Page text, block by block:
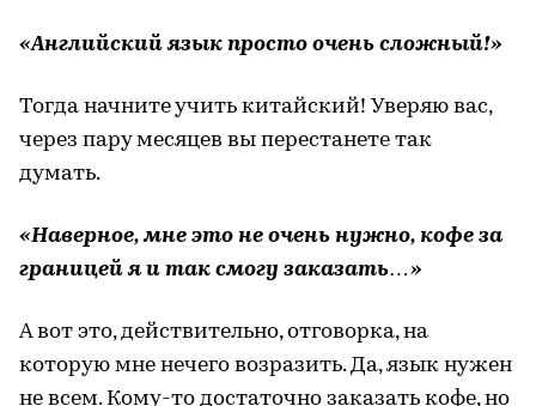
«Английский язык просто очень сложный!»
Тогда начните учить китайский! Уверяю вас,
через пару месяцев вы перестанете так
думать.
«Наверное, мне это не очень нужно, кофе за
границей я и так смогу заказать…»
А вот это, действительно, отговорка, на
которую мне нечего возразить. Да, язык нужен
не всем. Кому-то достаточно заказать кофе, но